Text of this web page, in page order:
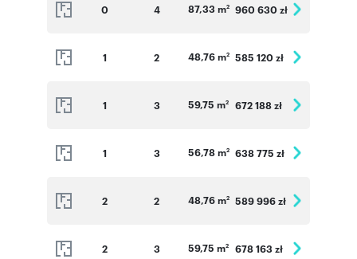
0 4 87,33 m2 960 630 zł
1 2 48,76 m2 585 120 zł
1 3 59,75 m2 672 188 zł
1 3 56,78 m2 638 775 zł
2 2 48,76 m2 589 996 zł
2 3 59,75 m2 678 163 zł